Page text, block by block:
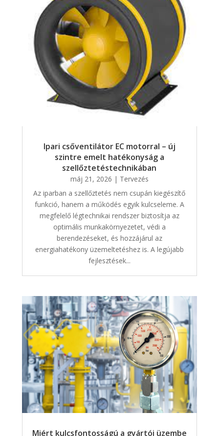
Ipari csőventilátor EC motorral – új
szintre emelt hatékonyság a
szellőztetéstechnikában
máj 21, 2026 | Tervezés
Az iparban a szellőztetés nem csupán kiegészítő
funkció, hanem a működés egyik kulcseleme. A
megfelelő légtechnikai rendszer biztosítja az
optimális munkakörnyezetet, védi a
berendezéseket, és hozzájárul az
energiahatékony üzemeltetéshez is. A legújabb
fejlesztések...
Miért kulcsfontosságú a gyártói üzembe